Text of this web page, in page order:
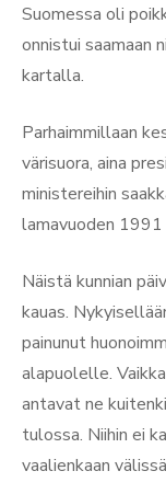
Suomessa oli
onnistui saamaan
kartalla.
Parhaimmillaan
värisuora, aina
ministereihin
lamavuoden 1991
Näistä kunnian
kauas.
painunut
alapuolelle.
antavat ne
tulossa. Niihin ei
vaalienkaan